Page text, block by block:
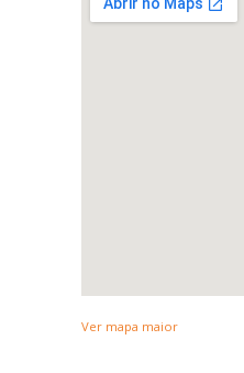
Ver mapa maior